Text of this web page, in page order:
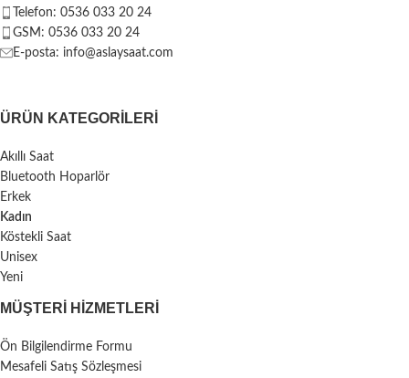
Telefon: 0536 033 20 24
GSM: 0536 033 20 24
E-posta: info@aslaysaat.com
ÜRÜN KATEGORILERI
Akıllı Saat
Bluetooth Hoparlör
Erkek
Kadın
Köstekli Saat
Unisex
Yeni
MÜŞTERI HIZMETLERI
Ön Bilgilendirme Formu
Mesafeli Satış Sözleşmesi